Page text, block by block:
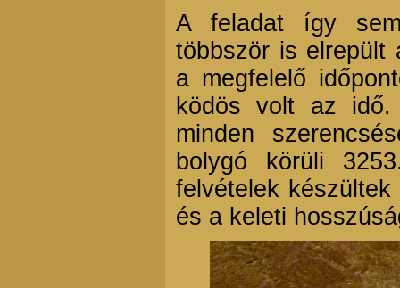
A feladat így
többször is elrepült
a megfelelő
ködös volt az
minden
bolygó körüli
felvételek
és a keleti